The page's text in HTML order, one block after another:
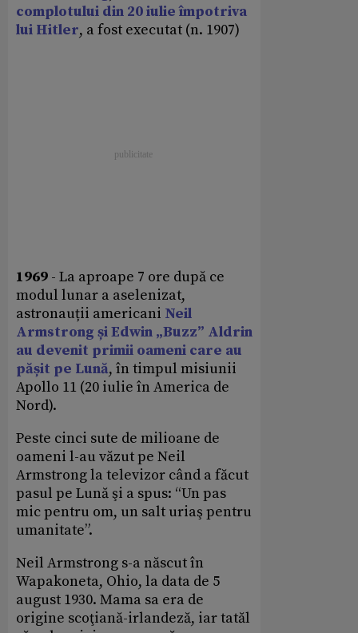
complotului din 20 iulie împotriva
lui Hitler, a fost executat (n. 1907)
1969 - La aproape 7 ore după ce
modul lunar a aselenizat,
astronauții americani Neil
Armstrong și Edwin „Buzz” Aldrin
au devenit primii oameni care au
pășit pe Lună, în timpul misiunii
Apollo 11 (20 iulie în America de
Nord).
Peste cinci sute de milioane de
oameni l-au văzut pe Neil
Armstrong la televizor când a făcut
pasul pe Lună şi a spus: “Un pas
mic pentru om, un salt uriaş pentru
umanitate”.
Neil Armstrong s-a născut în
Wapakoneta, Ohio, la data de 5
august 1930. Mama sa era de
origine scoţiană-irlandeză, iar tatăl